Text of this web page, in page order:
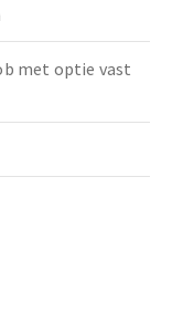
met optie vast